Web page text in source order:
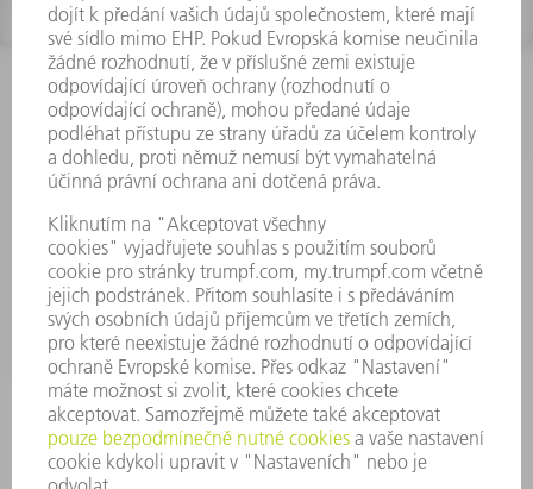
INFORMACE
Často kladené dotazy
Všeobecné obchodní podmínky
KONTAKTNÍ ÚDAJE
Náhradní díly
+420 251 106 254
Po - čt 8:00 - 17:00
Pá 8:00 - 16:00
ND@trumpf.com
KONTAKTNÍ ÚDAJE
Nástroje
+420 251 106 250
Po - pá 8:00 - 16:00
nastroje@trumpf.com